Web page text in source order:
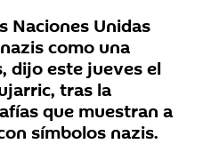
Naciones Unidas
como una
dijo este jueves el
tras la
que muestran a
símbolos nazis.